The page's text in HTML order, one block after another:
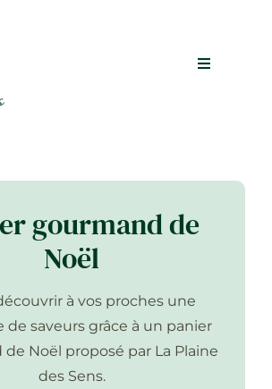
Toggle
gourmand de
Noël
à vos proches une
de saveurs grâce à un panier
Noël proposé par La Plaine
des Sens.